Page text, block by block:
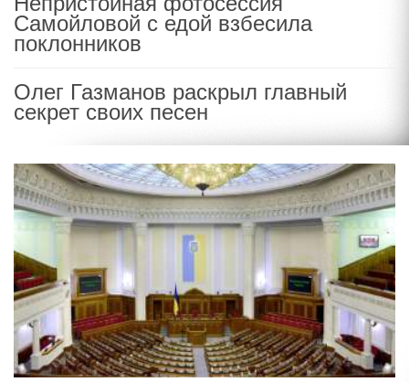
Самойловой с едой взбесила
поклонников
Олег Газманов раскрыл главный
секрет своих песен